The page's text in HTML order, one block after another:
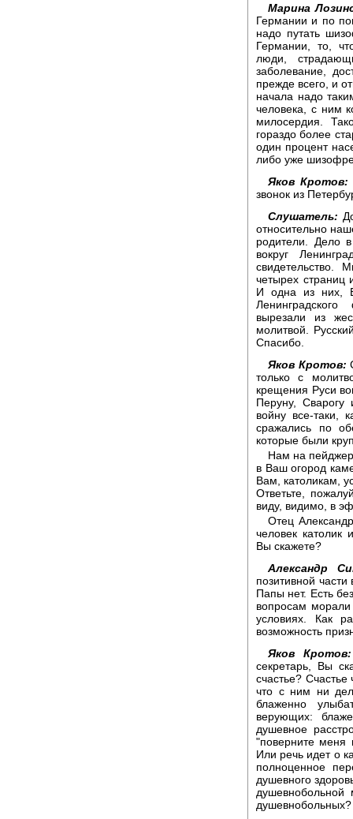
Марина
Германии и по
надо путать
Германии, то,
люди,
заболевание,
прежде всего, и
начала надо
человека, с ним
милосердия.
гораздо более
один процент
либо уже
Яков Кротов:
звонок из
Слушатель:
относительно
родители. Дело
вокруг
свидетельство.
четырех страниц
И одна из них,
вырезали из
молитвой.
Спасибо.
Яков Кротов:
только с
крещения Руси
Перуну,
войну все-таки,
сражались по
которые были
Нам на
в Ваш огород
Вам, католикам,
Ответьте,
виду, видимо, в
Отец
человек католик
Вы скажете?
Александр
позитивной
Папы нет. Есть
вопросам
условиях. Как
возможность
Яков Кротов:
секретарь, Вы
счастье? Счастье
что с ним ни
блаженно
верующих:
душевное
"поверните меня
Или речь идет о
полноценное
душевного
душевнобольной
душевнобольных?